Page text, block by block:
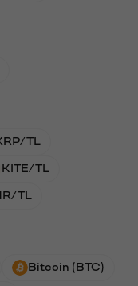
TL
KITE/TL
TL
Bitcoin (BTC)